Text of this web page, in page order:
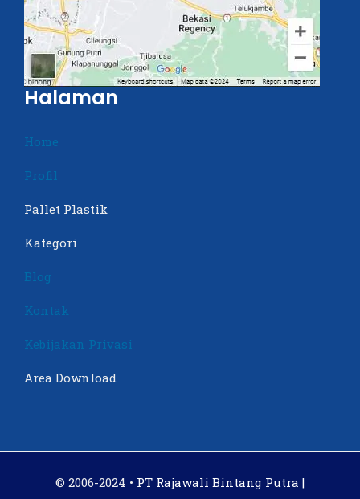
Halaman
Home
Profil
Pallet Plastik
Kategori
Blog
Kontak
Kebijakan Privasi
Area Download
© 2006-2024 • PT Rajawali Bintang Putra |